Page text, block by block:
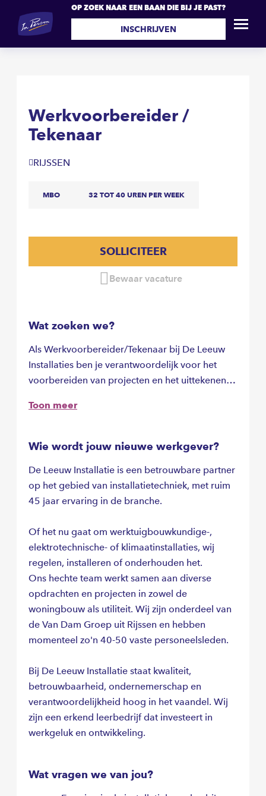
OP ZOEK NAAR EEN BAAN DIE BIJ JE PAST?
INSCHRIJVEN
Werkvoorbereider /
Tekenaar
RIJSSEN
MBO 32 TOT 40 UREN PER WEEK
SOLLICITEER
Bewaar vacature
Wat zoeken we?
Als Werkvoorbereider/Tekenaar bij De Leeuw
Installaties ben je verantwoordelijk voor het
voorbereiden van projecten en het uittekenen
installatiebranche, bij voorkeur in de
derde stap in je carrière met mooie
Naast tekenwerk ben je ook betrokken bij
werkvoorbereiding en calculaties. Je bent al
gebied van elektra en/of werktuigbouwkundige
installaties. Indien je nog niet bekend bent met 1
van de beide, zullen wij je hierin opleiden.
Het programma waarmee gewerkt wordt is niet
relevant; wij zullen je hierin trainen. Je zult niet
alleen op kantoor werken, maar ook nauw
samenwerken met collega's op de bouw.
de bouw bezoeken behoren ook tot je
takenpakket. Je komt te werken in een klein
team van 11 betrokken collega's waar een
gemoedelijke sfeer heerst en waar veel ruimte is
voor eigen inbreng en ontwikkeling.
Toon meer
Wie wordt jouw nieuwe werkgever?
De Leeuw Installatie is een betrouwbare partner
op het gebied van installatietechniek, met ruim
45 jaar ervaring in de branche.
Of het nu gaat om werktuigbouwkundige-,
elektrotechnische- of klimaatinstallaties, wij
regelen, installeren of onderhouden het.
Ons hechte team werkt samen aan diverse
opdrachten en projecten in zowel de
woningbouw als utiliteit. Wij zijn onderdeel van
de Van Dam Groep uit Rijssen en hebben
momenteel zo'n 40-50 vaste personeelsleden.
Bij De Leeuw Installatie staat kwaliteit,
betrouwbaarheid, ondernemerschap en
verantwoordelijkheid hoog in het vaandel. Wij
zijn een erkend leerbedrijf dat investeert in
werkgeluk en ontwikkeling.
Wat vragen we van jou?
Werkvoorbereider /
Tekenaar
SOLLICITEER